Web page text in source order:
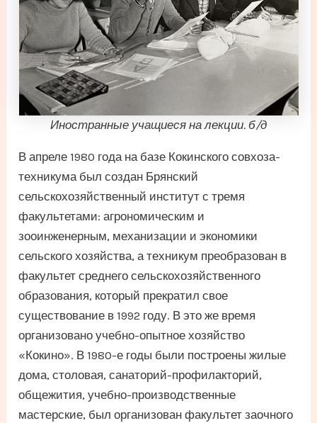
Иностранные учащиеся на лекции. б/д
В апреле 1980 года на базе Кокинского совхоза-
техникума был создан Брянский
сельскохозяйственный институт с тремя
факультетами: агрономическим и
зооинженерным, механизации и экономики
сельского хозяйства, а техникум преобразован в
факультет среднего сельскохозяйственного
образования, который прекратил свое
существование в 1992 году. В это же время
организовано учебно-опытное хозяйство
«Кокино». В 1980-е годы были построены жилые
дома, столовая, санаторий-профилакторий,
общежития, учебно-производственные
мастерские, был организован факультет заочного